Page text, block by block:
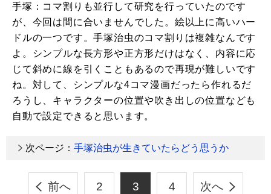
手塚：コマ割りも並行して研究を行っていたのです
が、今回は間に合いませんでした。絵以上に高いハー
ドルの一つです。手塚治虫のコマ割りは複雑なんです
よ。シンプルな長方形や正方形だけはなく、内容に応
じて斜めに線を引くこともあるので再現が難しいです
ね。対して、シンプルな4コマ漫画だったら作れるだ
ろうし、キャラクターの位置や吹き出しの位置なども
自動で設定できると思います。
次ページ： 手塚治虫が生きていたらどう思うか
前へ 2 3 4 次へ